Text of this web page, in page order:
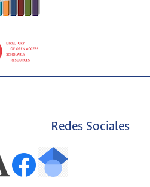
Redes Sociales